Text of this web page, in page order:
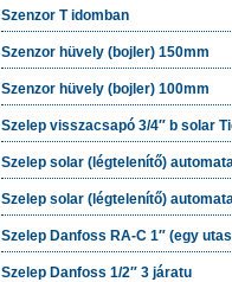
Szenzor T idomban
Szenzor hüvely (bojler) 150mm
Szenzor hüvely (bojler) 100mm
Szelep visszacsapó 3/4″ b solar
Szelep solar (légtelenítő)
Szelep solar (légtelenítő)
Szelep Danfoss RA-C 1″ (egy
Szelep Danfoss 1/2″ 3 járatu